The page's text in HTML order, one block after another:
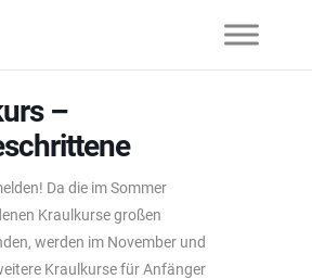
–
Da die im Sommer
Kraulkurse großen
werden im November und
Kraulkurse für Anfänger